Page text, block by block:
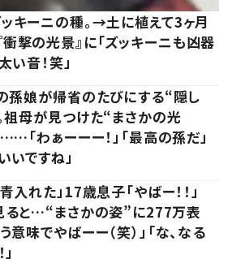
キーニの種。→土に植えて3ヶ月
撃の光景』に「ズッキーニも凶器
い音！笑」
孫娘が帰省のたびにする“隠し
祖母が見つけた“まさかの光
「わぁーーー！」「最高の孫だ」
いですね」
入れた」17歳息子「やばー！！」
ると…“まさかの姿”に277万表
意味でやばーー（笑）」「な、なる